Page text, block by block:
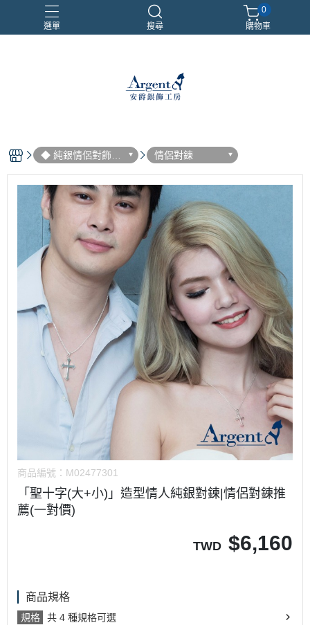
選單 搜尋
扁鍊 照片項鍊
0
購物車
◆ 純銀情侶對飾
(一對價)
情侶對鍊
商品編號： M02477301
「聖十字(大+小)」造型情人純銀對鍊|情侶對鍊推
薦(一對價)
TWD $6,160
商品規格
規格 共 4 種規格可選